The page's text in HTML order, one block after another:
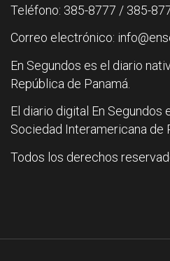
Teléfono: 385-8777 / 385-
Correo electrónico:
En Segundos es el diario
República de Panamá.
El diario digital En Segundos
Sociedad Interamericana de
Todos los derechos